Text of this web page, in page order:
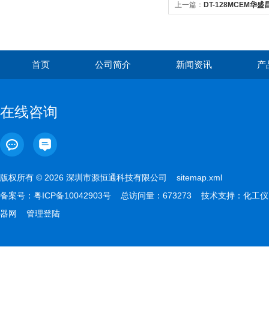
上一篇： DT-128MCEM华盛
首页 公司简介 新闻资讯 产
在线咨询
版权所有 © 2026 深圳市源恒通科技有限公司 sitemap.xml
备案号： 粤ICP备10042903号 总访问量：673273 技术支持： 化工仪
器网
管理登陆